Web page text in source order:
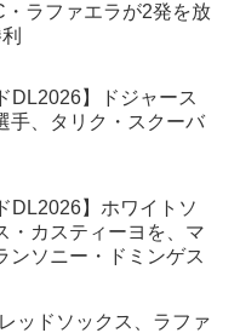
・ラファエラが2発を放
DL2026】ドジャース
手、タリク・スクーバ
DL2026】ホワイトソ
・カスティーヨを、マ
ンソニー・ドミンゲス
ッドソックス、ラファ